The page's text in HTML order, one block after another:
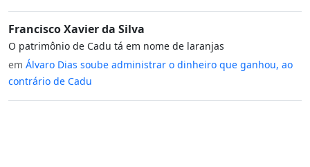
Francisco Xavier da Silva
O patrimônio de Cadu tá em nome de laranjas
em Álvaro Dias soube administrar o dinheiro que ganhou, ao
contrário de Cadu